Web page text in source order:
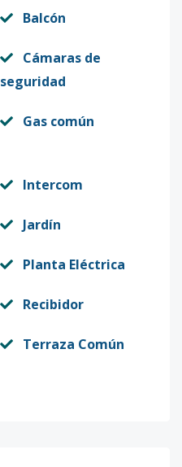
Balcón
Cámaras de
seguridad
Gas común
Intercom
Jardín
Planta Eléctrica
Recibidor
Terraza Común